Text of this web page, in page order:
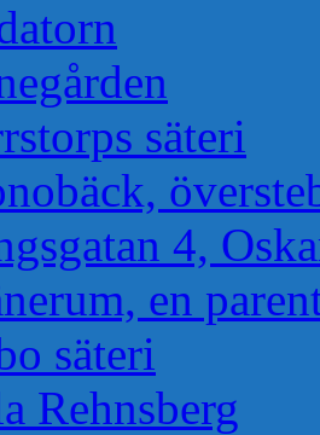
säteri
4,
en
säteri
Rehnsberg